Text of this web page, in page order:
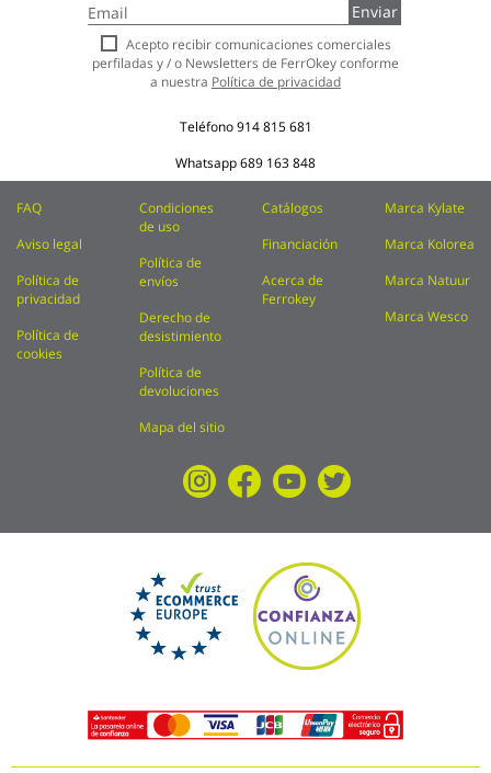
a
nuestro
boletín
de
Enviar
Acepto recibir comunicaciones comerciales
perfiladas y / o Newsletters de FerrOkey conforme
a nuestra Política de privacidad
Teléfono914 815 681
Whatsapp689 163 848
FAQ
Aviso legal
Política de
privacidad
Política de
cookies
Condiciones
de uso
Política de
envíos
Derecho de
desistimiento
Política de
devoluciones
Mapa del sitio
Catálogos
Financiación
Acerca de
Ferrokey
Marca Kylate
Marca Kolorea
Marca Natuur
Marca Wesco